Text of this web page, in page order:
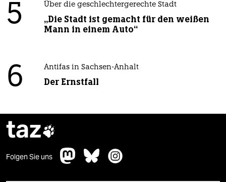
5 Über die geschlechtergerechte Stadt
„Die Stadt ist gemacht für den weißen
Mann in einem Auto“
6 Antifas in Sachsen-Anhalt
Der Ernstfall
taz
Folgen Sie uns